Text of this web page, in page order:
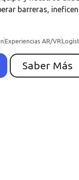
barreras,
Experiencias AR/VR
Saber Más